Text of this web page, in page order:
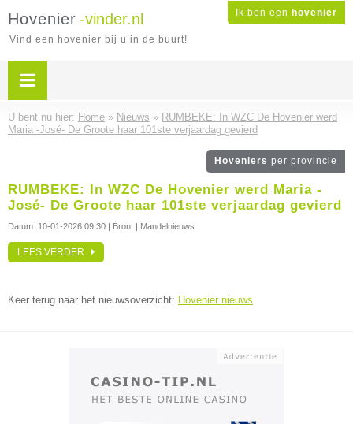
Ik ben een hovenier
Hovenier -vinder.nl
Vind een hovenier bij u in de buurt!
U bent nu hier: Home » Nieuws » RUMBEKE: In WZC De Hovenier werd
Maria -José- De Groote haar 101ste verjaardag gevierd
Hoveniers per provincie
RUMBEKE: In WZC De Hovenier werd Maria -
José- De Groote haar 101ste verjaardag gevierd
Datum: 10-01-2026 09:30 | Bron: | Mandelnieuws
LEES VERDER
Keer terug naar het nieuwsoverzicht: Hovenier nieuws